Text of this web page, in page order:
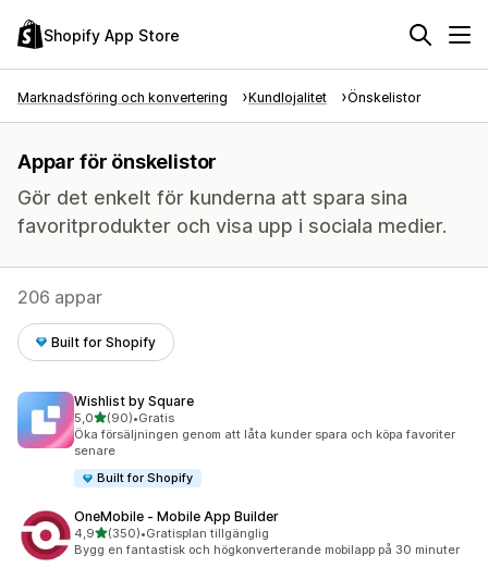
Shopify App Store
Marknadsföring och konvertering Kundlojalitet Önskelistor
Appar för önskelistor
Gör det enkelt för kunderna att spara sina
favoritprodukter och visa upp i sociala medier.
206 appar
Built for Shopify
Wishlist by Square
5,0av 5 stjärnor
(90)
90 recensioner totalt
•Gratis
Öka försäljningen genom att låta kunder spara och köpa favoriter
senare
Built for Shopify
OneMobile ‑ Mobile App Builder
4,9av 5 stjärnor
(350)
350 recensioner totalt
•Gratisplan tillgänglig
Bygg en fantastisk och högkonverterande mobilapp på 30 minuter